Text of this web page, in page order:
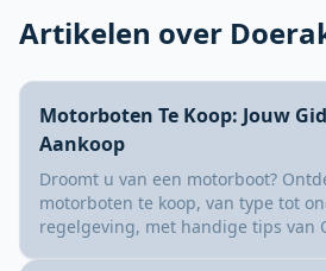
Artikelen over
Motorboten Te Koop: Jouw
Aankoop
Droomt u van een motorboot?
motorboten te koop, van type tot
regelgeving, met handige tips van